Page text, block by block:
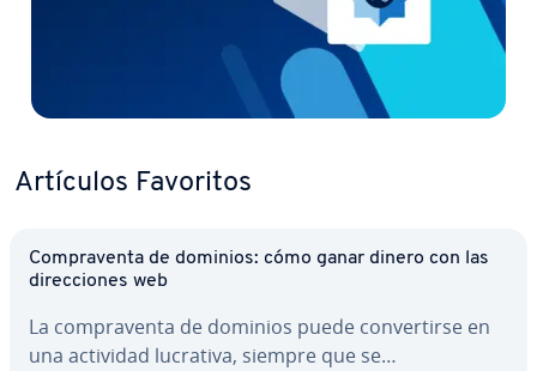
Artículos Favoritos
Co­m­pra­ve­n­ta de dominios: cómo ganar dinero con las
di­re­c­cio­nes web
La co­m­pra­ve­n­ta de dominios puede co­n­ve­r­ti­r­se en
una actividad lucrativa, siempre que se…